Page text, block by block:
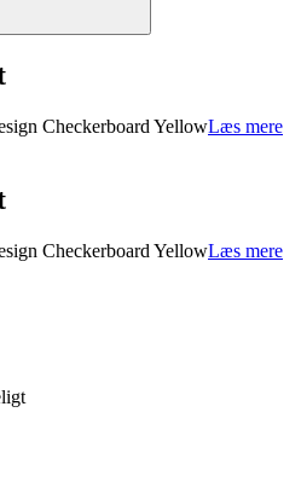
Checkerboard YellowLæs mere
Checkerboard YellowLæs mere